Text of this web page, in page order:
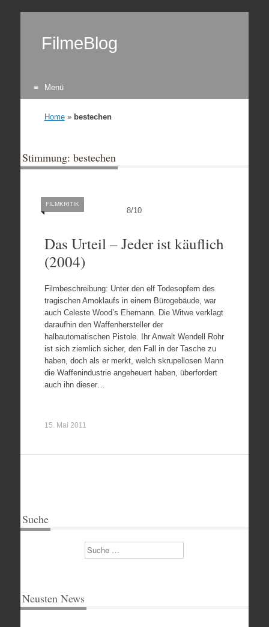
FilmeBlog
Menü
Home» bestechen
Stimmung: bestechen
8/10
FILMKRITIK
Das Urteil – Jeder ist käuflich
(2004)
Filmbeschreibung: Unter den elf Todesopfern des
tragischen Amoklaufs in einem Bürogebäude, war
auch Celeste Wood’s Ehemann. Die Witwe verklagt
daraufhin den Waffenhersteller der
halbautomatischen Pistole. Ihr Anwalt Wendell Rohr
ist sich ziemlich sicher, den Fall in der Tasche zu
haben, doch als er merkt, welch skrupellosen Mann
die Waffenindustrie angeheuert haben, überfordert
auch ihn dieser…
15. Mai 2011
Suche
Suchen
Neusten News